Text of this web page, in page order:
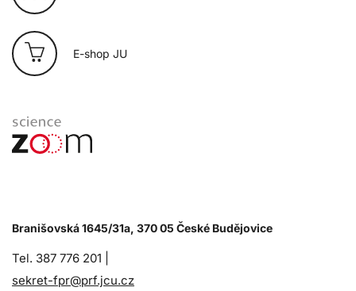
E-shop JU
Branišovská 1645/31a, 370 05 České Budějovice
Tel. 387 776 201 |
sekret-fpr@prf.jcu.cz